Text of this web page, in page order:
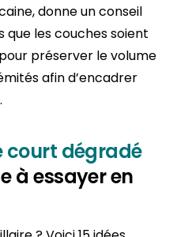
donne un conseil
que les couches soient
préserver le volume
afin d’encadrer
court dégradé
à essayer en